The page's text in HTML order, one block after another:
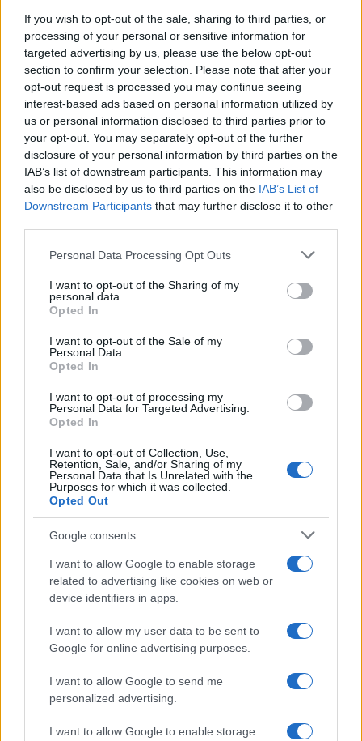
If you wish to opt-out of the sale, sharing to third parties, or
processing of your personal or sensitive information for
targeted advertising by us, please use the below opt-out
section to confirm your selection. Please note that after your
opt-out request is processed you may continue seeing
interest-based ads based on personal information utilized by
us or personal information disclosed to third parties prior to
your opt-out. You may separately opt-out of the further
disclosure of your personal information by third parties on the
IAB’s list of downstream participants. This information may
also be disclosed by us to third parties on the IAB’s List of
Downstream Participants that may further disclose it to other
Please note that this website/app uses one or more Google
not limited to your visit or usage behaviour. You may click to
grant or deny consent to Google and its third-party tags to
use your data for below specified purposes in below Google
consent section.
Personal Data Processing Opt Outs
I want to opt-out of the Sharing of my
personal data.
Opted In
I want to opt-out of the Sale of my
Personal Data.
Opted In
I want to opt-out of processing my
Personal Data for Targeted Advertising.
Opted In
I want to opt-out of Collection, Use,
Retention, Sale, and/or Sharing of my
Personal Data that Is Unrelated with the
Purposes for which it was collected.
Opted Out
Google consents
I want to allow Google to enable storage
related to advertising like cookies on web or
device identifiers in apps.
I want to allow my user data to be sent to
Google for online advertising purposes.
I want to allow Google to send me
personalized advertising.
I want to allow Google to enable storage
que no dudes en experimentar y disfrutar de este
regalo de la naturaleza en tu cocina. ¡Déjanos un
comentario con tu experiencia o tu propia receta
con cúrcuma!
AUTOR
staff
Sigue leyendo